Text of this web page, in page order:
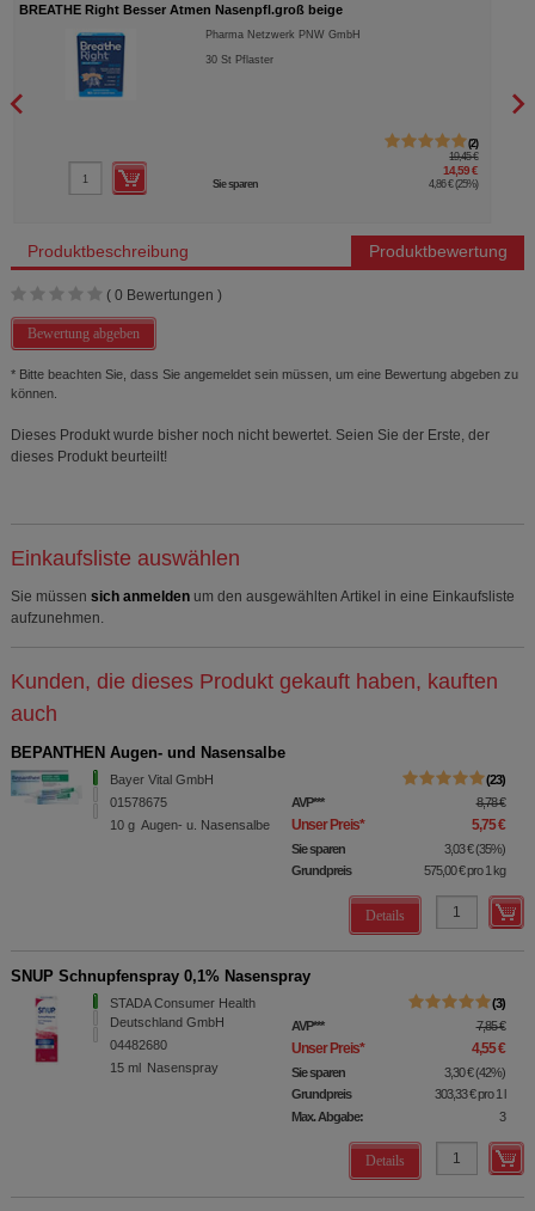
BREATHE Right Besser Atmen Nasenpfl.groß beige
Pharma Netzwerk PNW GmbH
30St Pflaster
2
19,45 €
14,59 €
Sie sparen 4,86 € (25%)
Produktbeschreibung Produktbewertung
( 0 Bewertungen )
Bewertung abgeben
* Bitte beachten Sie, dass Sie angemeldet sein müssen, um eine Bewertung abgeben zu
können.
Dieses Produkt wurde bisher noch nicht bewertet. Seien Sie der Erste, der
dieses Produkt beurteilt!
Einkaufsliste auswählen
Sie müssen sich anmelden um den ausgewählten Artikel in eine Einkaufsliste
aufzunehmen.
Kunden, die dieses Produkt gekauft haben, kauften
auch
BEPANTHEN Augen- und Nasensalbe
Bayer Vital GmbH
01578675
10 g Augen- u. Nasensalbe
23
AVP*** 8,78 €
Unser Preis* 5,75 €
Sie sparen 3,03 € (35%)
Grundpreis
575,00 €pro 1 kg
Details
SNUP Schnupfenspray 0,1% Nasenspray
STADA Consumer Health
Deutschland GmbH
04482680
15 ml Nasenspray
3
AVP*** 7,85 €
Unser Preis* 4,55 €
Sie sparen 3,30 € (42%)
Grundpreis
303,33 €pro 1 l
Max. Abgabe:
3
Details